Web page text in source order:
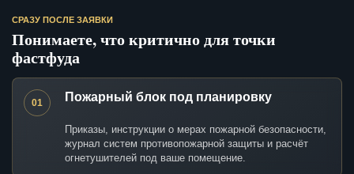
СРАЗУ ПОСЛЕ ЗАЯВКИ
Понимаете, что критично для точки
фастфуда
01 Пожарный блок под планировку
Приказы, инструкции о мерах пожарной безопасности,
журнал систем противопожарной защиты и расчёт
огнетушителей под ваше помещение.